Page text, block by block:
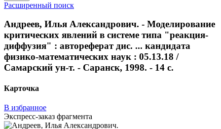
Расширенный поиск
Андреев, Илья Александрович. - Моделирование
критических явлений в системе типа "реакция-
диффузия" : автореферат дис. ... кандидата
физико-математических наук : 05.13.18 /
Самарский ун-т. - Саранск, 1998. - 14 с.
Карточка
В избранное
Экспресс-заказ фрагмента